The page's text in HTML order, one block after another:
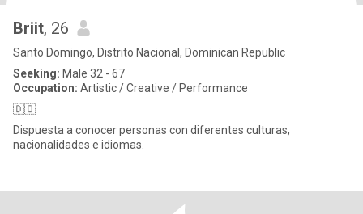
Briit, 26
Santo Domingo, Distrito Nacional, Dominican Republic
Seeking: Male 32 - 67
Occupation: Artistic / Creative / Performance
🇩🇴
Dispuesta a conocer personas con diferentes culturas,
nacionalidades e idiomas.